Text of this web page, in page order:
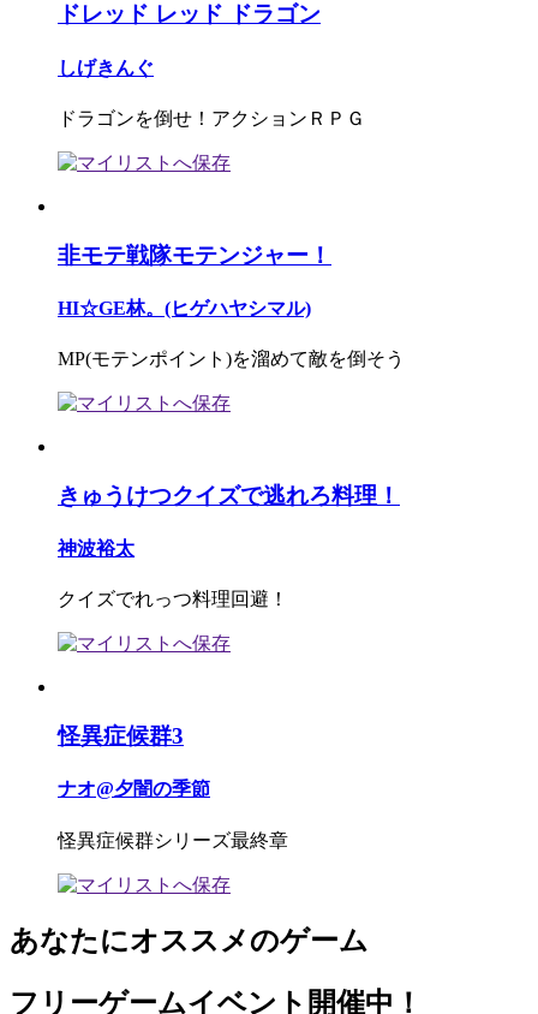
ドレッド レッド ドラゴン
しげきんぐ
ドラゴンを倒せ！アクションＲＰＧ
非モテ戦隊モテンジャー！
HI☆GE林。(ヒゲハヤシマル)
MP(モテンポイント)を溜めて敵を倒そう
きゅうけつクイズで逃れろ料理！
神波裕太
クイズでれっつ料理回避！
怪異症候群3
ナオ@夕闇の季節
怪異症候群シリーズ最終章
あなたにオススメのゲーム
フリーゲームイベント開催中！